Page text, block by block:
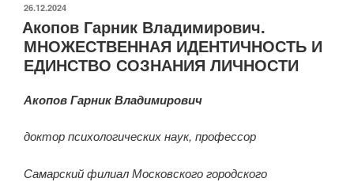
ОПУБЛИКОВАНО
26.12.2024
Акопов Гарник Владимирович.
МНОЖЕСТВЕННАЯ ИДЕНТИЧНОСТЬ И
ЕДИНСТВО СОЗНАНИЯ ЛИЧНОСТИ
Акопов Гарник Владимирович
доктор психологических наук, профессор
Самарский филиал Московского городского